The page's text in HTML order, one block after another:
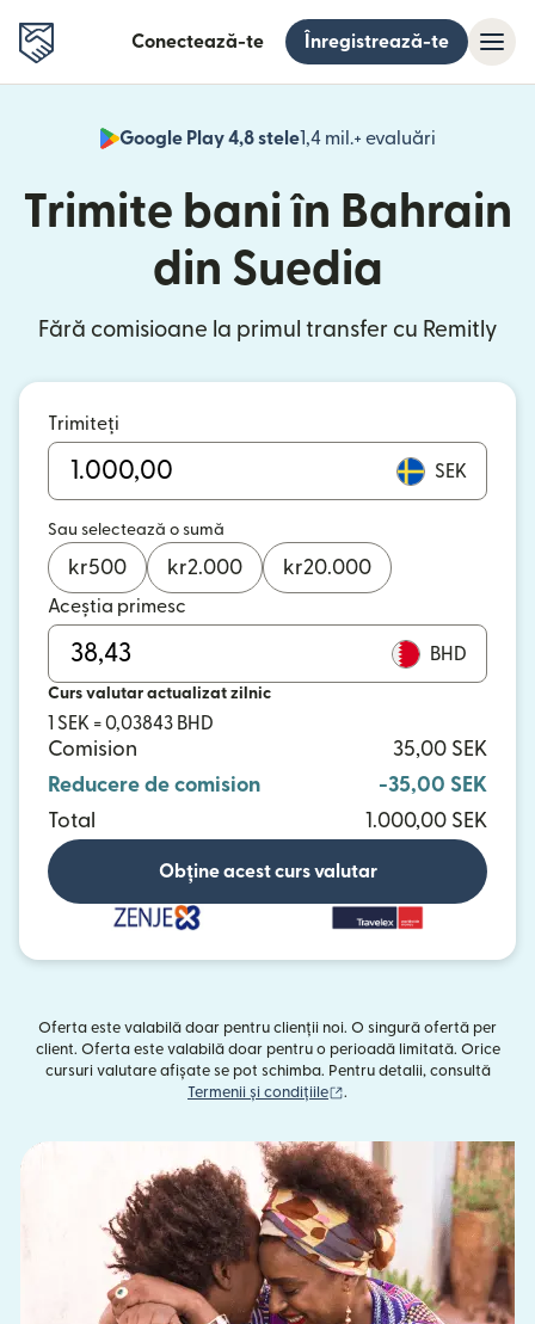
Conectează-te Înregistrează-te
Google Play 4,8 stele1,4 mil.+ evaluări
(se
Trimite bani în Bahrain
din Suedia
Fără comisioane la primul transfer cu Remitly
Trimiteți
SEK
Sau selectează o sumă
kr500 kr2.000 kr20.000
Aceștia primesc
BHD
Curs valutar actualizat zilnic
1 SEK = 0,03843 BHD
Comision
35,00 SEK
Reducere de comision
-35,00 SEK
Total
1.000,00 SEK
Obține acest curs valutar
Oferta este valabilă doar pentru clienții noi. O singură ofertă per
client. Oferta este valabilă doar pentru o perioadă limitată. Orice
cursuri valutare afișate se pot schimba. Pentru detalii, consultă
Termenii și condițiile
.